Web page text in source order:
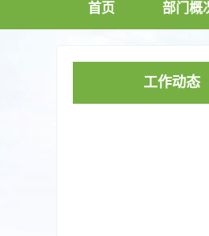
首页 部门概
工作动态